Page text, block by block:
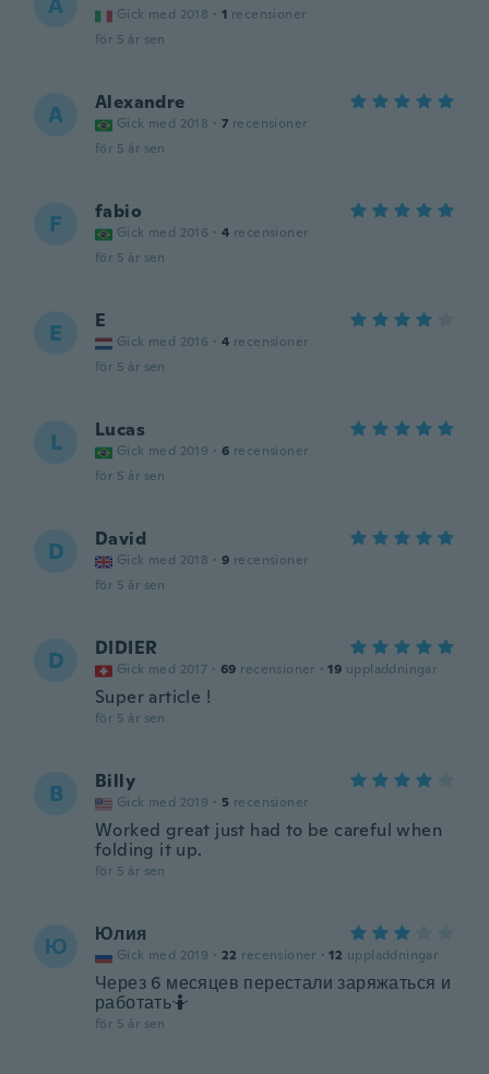
Gick med 2018 · 1 recensioner
för 5 år sen
A Alexandre
Gick med 2018 · 7 recensioner
för 5 år sen
F fabio
Gick med 2016 · 4 recensioner
för 5 år sen
E E
Gick med 2016 · 4 recensioner
för 5 år sen
L Lucas
Gick med 2019 · 6 recensioner
för 5 år sen
D David
Gick med 2018 · 9 recensioner
för 5 år sen
D DIDIER
Gick med 2017 · 69 recensioner · 19 uppladdningar
Super article !
för 5 år sen
B Billy
Gick med 2019 · 5 recensioner
Worked great just had to be careful when
folding it up.
för 5 år sen
Ю Юлия
Gick med 2019 · 22 recensioner · 12 uppladdningar
Через 6 месяцев перестали заряжаться и
работать🤷
för 5 år sen